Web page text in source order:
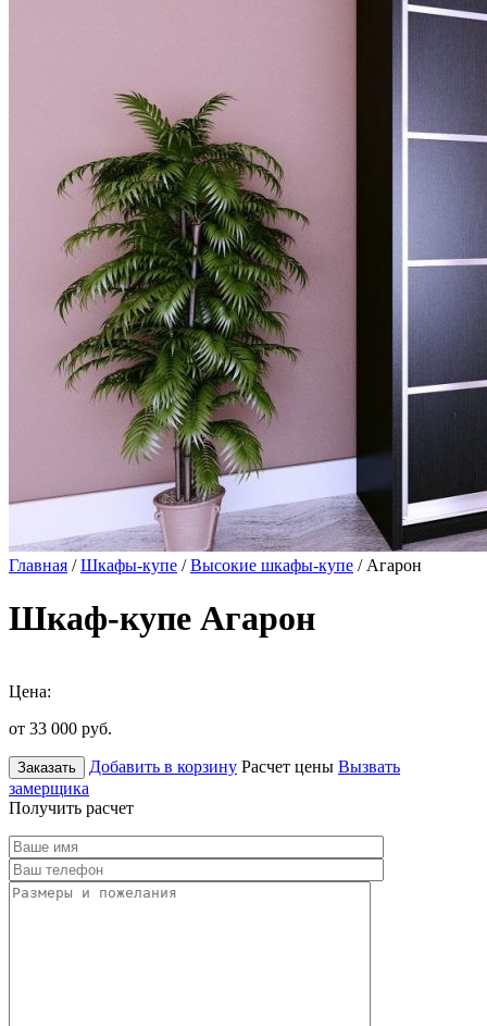
Главная /Шкафы-купе /Высокие шкафы-купе / Агарон
Шкаф-купе Агарон
Цена:
от 33 000 руб.
Заказать Добавить в корзину Расчет цены Вызвать
замерщика
Получить расчет